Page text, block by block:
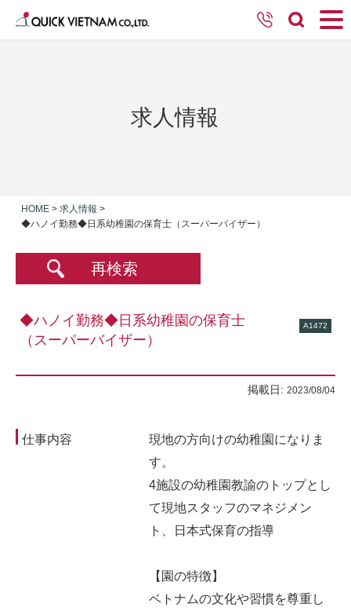
求人情報
HOME > 求人情報 >
◆ハノイ勤務◆日系幼稚園の保育士（スーパーバイザー）
再検索
◆ハノイ勤務◆日系幼稚園の保育士
（スーパーバイザー）
A1472
掲載日: 2023/08/04
仕事内容
現地の方向けの幼稚園になりま
す。
4施設の幼稚園教諭のトップとし
て現地スタッフのマネジメン
ト、日本式保育の指導
【園の特徴】
ベトナムの文化や習慣を尊重し